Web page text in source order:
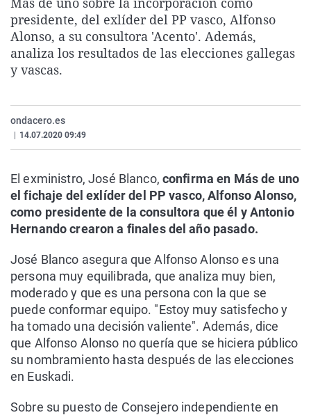
La rosa de los vientos
Gente viajera
Como el perro y el
Caso
Retornados
Equipo de
Extremadura
Galicia
La Rioja
País Vasco
Virales
Televisión
Elecciones
presidente, del exlíder del PP vasco, Alfonso
Alonso, a su consultora 'Acento'. Además,
analiza los resultados de las elecciones gallegas
y vascas.
ondacero.es
14.07.2020 09:49
El exministro, José Blanco, confirma en Más de uno
el fichaje del exlíder del PP vasco, Alfonso Alonso,
como presidente de la consultora que él y Antonio
Hernando crearon a finales del año pasado.
José Blanco asegura que Alfonso Alonso es una
persona muy equilibrada, que analiza muy bien,
moderado y que es una persona con la que se
puede conformar equipo. "Estoy muy satisfecho y
ha tomado una decisión valiente". Además, dice
que Alfonso Alonso no quería que se hiciera público
su nombramiento hasta después de las elecciones
en Euskadi.
Sobre su puesto de Consejero independiente en